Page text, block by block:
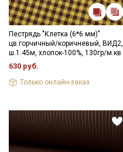
Пестрядь "Клетка (6*6 мм)"
цв.горчичный/коричневый, ВИД2,
ш.1.45м, хлопок-100%, 130гр/м.кв
630 руб.
Только онлайн-заказ